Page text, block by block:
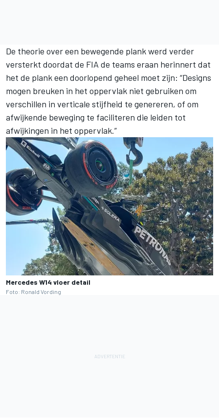
De theorie over een bewegende plank werd verder
versterkt doordat de FIA de teams eraan herinnert dat
het de plank een doorlopend geheel moet zijn: “Designs
mogen breuken in het oppervlak niet gebruiken om
verschillen in verticale stijfheid te genereren, of om
afwijkende beweging te faciliteren die leiden tot
afwijkingen in het oppervlak.”
Mercedes W14 vloer detail
Foto: Ronald Vording